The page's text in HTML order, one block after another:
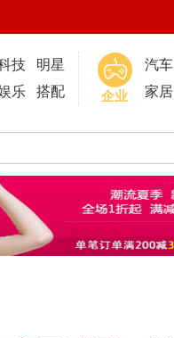
技
明星
乐
搭配 企业
汽车
家居